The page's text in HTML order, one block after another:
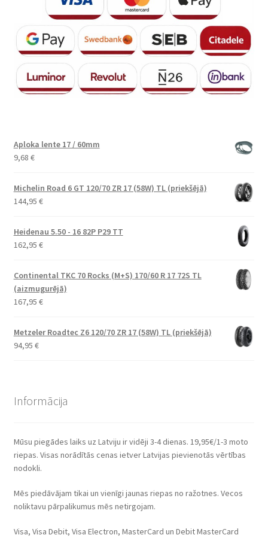
Aploka lente 17 / 60mm
9,68 €
Michelin Road 6 GT 120/70 ZR 17 (58W) TL (priekšējā)
144,95 €
Heidenau 5.50 - 16 82P P29 TT
162,95 €
Continental TKC 70 Rocks (M+S) 170/60 R 17 72S TL
(aizmugurējā)
167,95 €
Metzeler Roadtec Z6 120/70 ZR 17 (58W) TL (priekšējā)
94,95 €
Informācija
Mūsu piegādes laiks uz Latviju ir vidēji 3-4 dienas. 19,95€/1-3 moto
riepas. Visas norādītās cenas ietver Latvijas pievienotās vērtības
nodokli.
Mēs piedāvājam tikai un vienīgi jaunas riepas no ražotnes. Vecos
noliktavu pārpalikumus mēs netirgojam.
Visa, Visa Debit, Visa Electron, MasterCard un Debit MasterCard